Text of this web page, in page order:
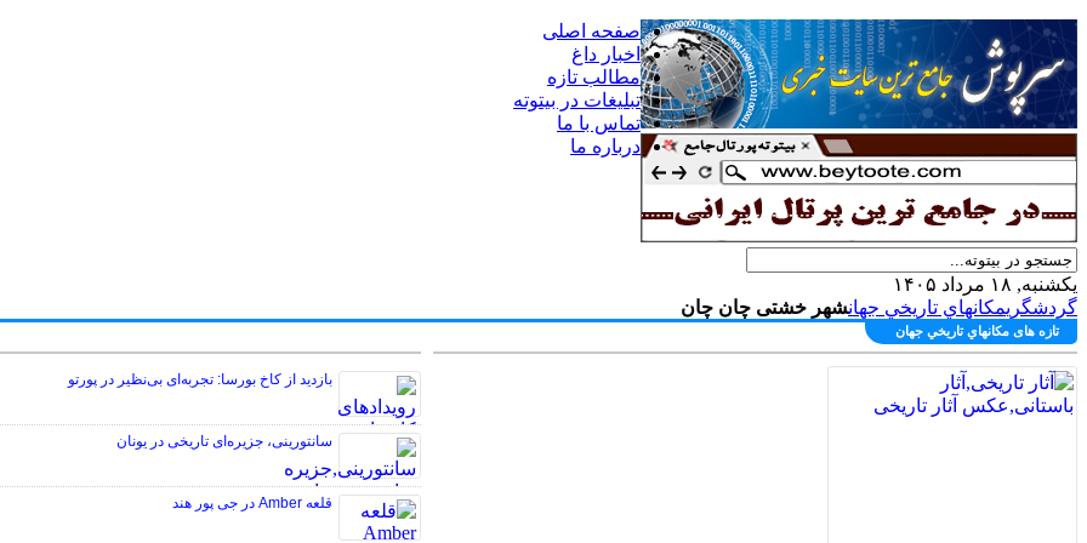
صفحه اصلی
اخبار داغ
مطالب تازه
تبلیغات در بیتوته
تماس با ما
درباره ما
یکشنبه, ۱۸ مرداد ۱۴۰۵
گردشگريمكانهاي تاريخي جهانشهر خشتی چان چان
تازه های مكانهاي تاريخي جهان
بازدید از کاخ بورسا: تجربه‌ای بی‌نظیر در پورتو
سانتورینی، جزیره‌ای تاریخی در یونان
قلعه Amber در جی پور هند